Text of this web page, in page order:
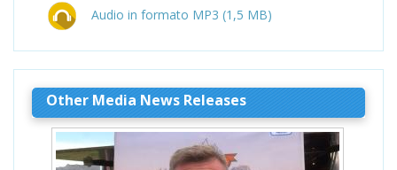
Audio in formato MP3 (1,5 MB)
Other Media News Releases